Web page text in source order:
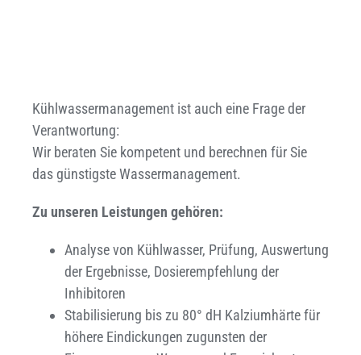
Kühlwassermanagement ist auch eine Frage der
Verantwortung:
Wir beraten Sie kompetent und berechnen für Sie
das günstigste Wassermanagement.
Zu unseren Leistungen gehören:
Analyse von Kühlwasser, Prüfung, Auswertung
der Ergebnisse, Dosierempfehlung der
Inhibitoren
Stabilisierung bis zu 80° dH Kalziumhärte für
höhere Eindickungen zugunsten der